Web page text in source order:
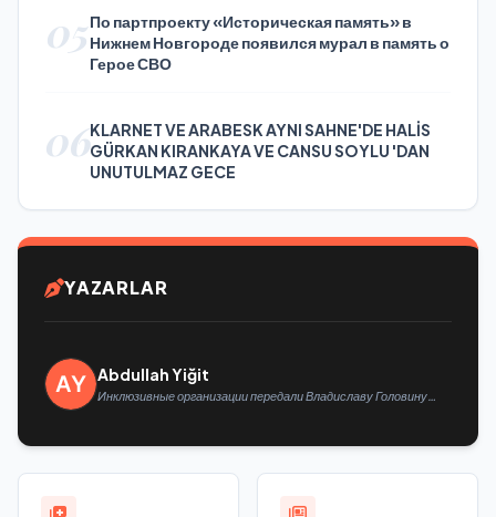
05По партпроекту «Историческая память» в
Нижнем Новгороде появился мурал в память о
Герое СВО
06KLARNET VE ARABESK AYNI SAHNE'DE HALİS
GÜRKAN KIRANKAYA VE CANSU SOYLU 'DAN
UNUTULMAZ GECE
YAZARLAR
Abdullah Yiğit
Инклюзивные организации передали Владиславу Головину